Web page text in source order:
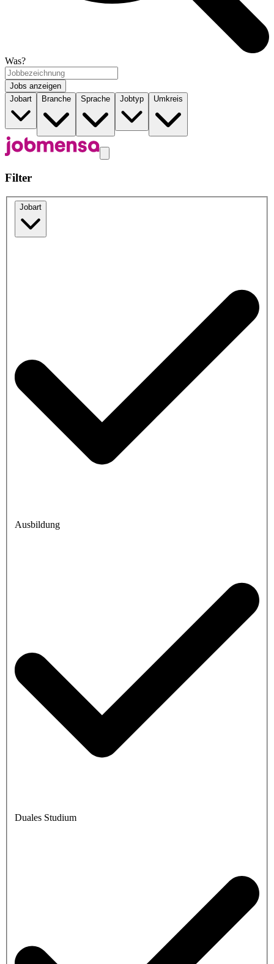
Was?
Jobs anzeigen
Jobart
Branche Sprache Jobtyp Umkreis
Filter
Jobart
Ausbildung
Duales Studium